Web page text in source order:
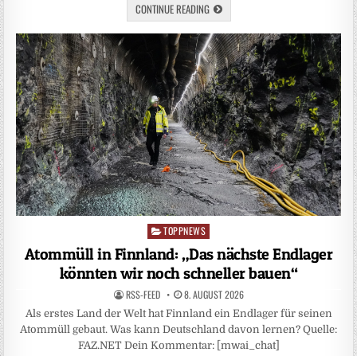
CONTINUE READING
Posted
in
TOPPNEWS
Atommüll in Finnland: „Das nächste Endlager
könnten wir noch schneller bauen“
RSS-FEED 8. AUGUST 2026
Als erstes Land der Welt hat Finnland ein Endlager für seinen
Atommüll gebaut. Was kann Deutschland davon lernen? Quelle:
FAZ.NET Dein Kommentar: [mwai_chat]